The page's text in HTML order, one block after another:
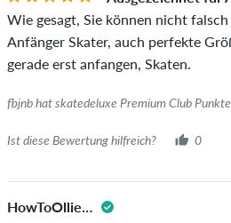
neben dem Namen mit dem Zusatz
diesen Personen wurde der Kauf
überprüft. Bei Bewertungen ohne
wirklich besitzen oder besessen
Wie gesagt, Sie können nicht
Anfänger Skater, auch perfekte
gerade erst anfangen, Skaten.
fbjnb hat skatedeluxe Premium Club
Ist diese Bewertung hilfreich? 0
HowToOllieRock